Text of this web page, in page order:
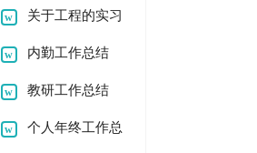
告范文合集五篇
关于工程的实习
报告合集8篇
内勤工作总结
教研工作总结
个人年终工作总